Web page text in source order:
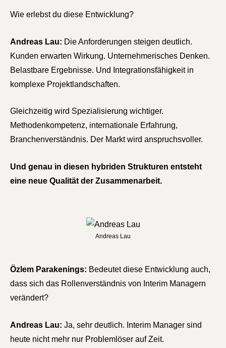
Wie erlebst du diese Entwicklung?
Andreas Lau: Die Anforderungen steigen deutlich.
Kunden erwarten Wirkung. Unternehmerisches Denken.
Belastbare Ergebnisse. Und Integrationsfähigkeit in
komplexe Projektlandschaften.
Gleichzeitig wird Spezialisierung wichtiger.
Methodenkompetenz, internationale Erfahrung,
Branchenverständnis. Der Markt wird anspruchsvoller.
Und genau in diesen hybriden Strukturen entsteht
eine neue Qualität der Zusammenarbeit.
Andreas Lau
Özlem Parakenings: Bedeutet diese Entwicklung auch,
dass sich das Rollenverständnis von Interim Managern
verändert?
Andreas Lau: Ja, sehr deutlich. Interim Manager sind
heute nicht mehr nur Problemlöser auf Zeit.